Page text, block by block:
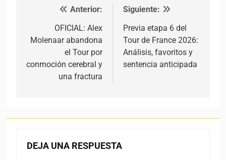
Navegación de entradas
Anterior:
OFICIAL: Alex
Molenaar abandona
el Tour por
conmoción cerebral y
una fractura
Siguiente:
Previa etapa 6 del
Tour de France 2026:
Análisis, favoritos y
sentencia anticipada
DEJA UNA RESPUESTA